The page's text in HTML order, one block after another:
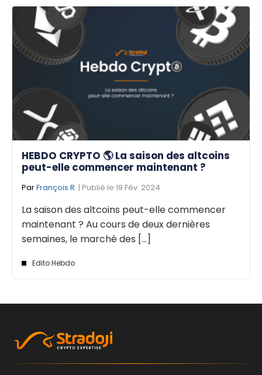
HEBDO CRYPTO 🌎 La saison des altcoins
peut-elle commencer maintenant ?
ParFrançois R. | Publié le 19 Fév. 2024
La saison des altcoins peut-elle commencer
maintenant ? Au cours de deux dernières
semaines, le marché des [...]
Edito Hebdo